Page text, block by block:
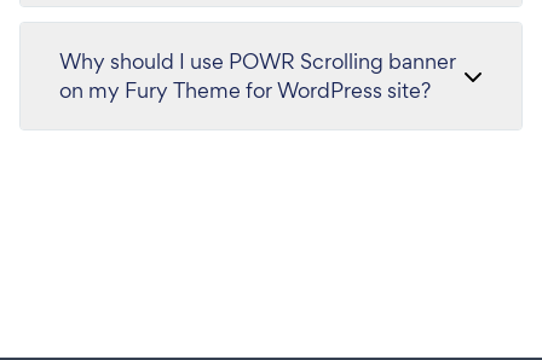
Why should I use POWR Scrolling banner
on my Fury Theme for WordPress site?